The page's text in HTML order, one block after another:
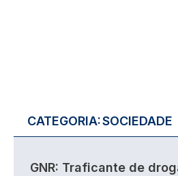
CATEGORIA:SOCIEDADE
GNR: Traficante de